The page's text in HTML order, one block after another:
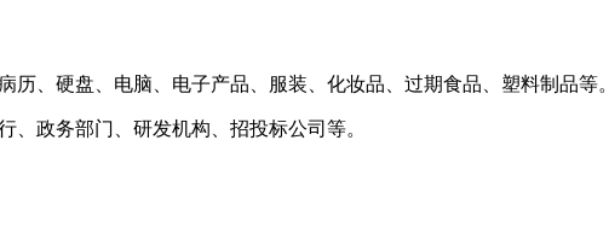
、硬盘、电脑、电子产品、服装、化妆品、过期食品、塑料制品等。
政务部门、研发机构、招投标公司等。